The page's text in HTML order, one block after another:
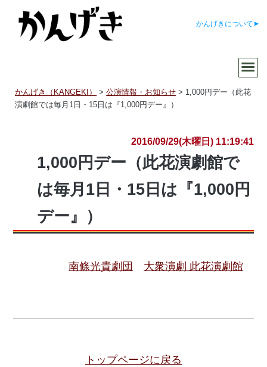
かんげきについて
かんげき（KANGEKI） >公演情報・お知らせ > 1,000円デー（此花
演劇館では毎月1日・15日は『1,000円デー』）
2016/09/29(木曜日) 11:19:41
1,000円デー（此花演劇館で
は毎月1日・15日は『1,000円
デー』）
南條光貴劇団 大衆演劇 此花演劇館
トップページに戻る